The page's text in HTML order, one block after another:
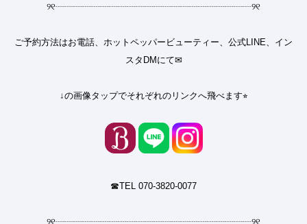
୨୧┈┈┈┈┈┈┈┈┈┈┈┈┈┈┈┈┈┈┈┈┈┈୨୧
ご予約方法はお電話、ホットペッパービューティー、公式LINE、イン
スタDMにて✉︎
↓の画像タップでそれぞれのリンクへ飛べます⭐︎
☎︎TEL 070-3820-0077
୨୧┈┈┈┈┈┈┈┈┈┈┈┈┈┈┈┈┈┈┈┈┈┈୨୧